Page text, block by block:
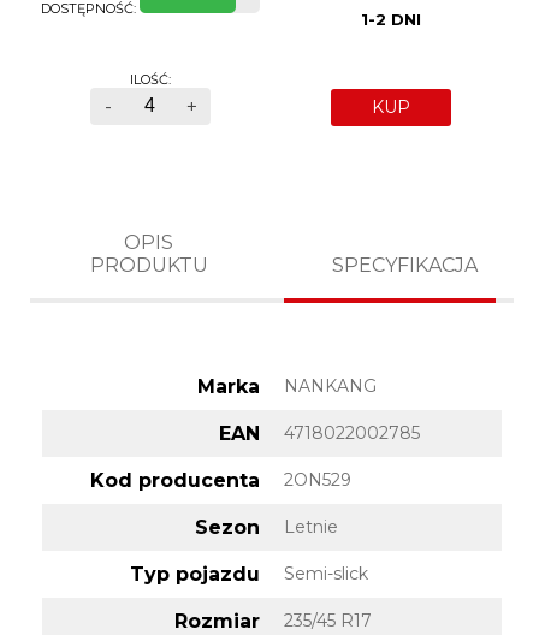
DOSTĘPNOŚĆ:
1-2 DNI
ILOŚĆ:
- + KUP
OPIS
PRODUKTU
SPECYFIKACJA
Marka NANKANG
EAN 4718022002785
Kod producenta 2ON529
Sezon Letnie
Typ pojazdu Semi-slick
Rozmiar 235/45 R17